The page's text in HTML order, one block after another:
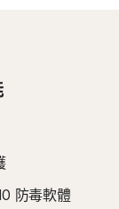
防毒軟體